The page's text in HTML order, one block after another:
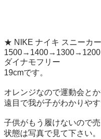
★ NIKE ナイキ スニーカ
1500→1400→1300→1200
ダイナモフリー
19cmです。
オレンジなので運動会と
遠目で我が子がわかりやす
子供がもう履けないので売
状態は写真で見て下さい。